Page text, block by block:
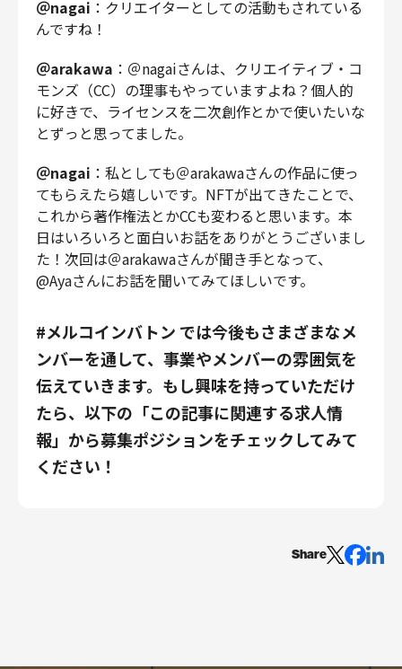
＠nagai ：クリエイターとしての活動もされている
んですね！
＠arakawa ：＠nagaiさんは、クリエイティブ・コ
モンズ（CC）の理事もやっていますよね？個人的
に好きで、ライセンスを二次創作とかで使いたいな
とずっと思ってました。
＠nagai ：私としても＠arakawaさんの作品に使っ
てもらえたら嬉しいです。NFTが出てきたことで、
これから著作権法とかCCも変わると思います。本
日はいろいろと面白いお話をありがとうございまし
た！次回は＠arakawaさんが聞き手となって、
@Ayaさんにお話を聞いてみてほしいです。
#メルコインバトン では今後もさまざまなメ
ンバーを通して、事業やメンバーの雰囲気を
伝えていきます。もし興味を持っていただけ
たら、以下の「この記事に関連する求人情
報」から募集ポジションをチェックしてみて
ください！
Share